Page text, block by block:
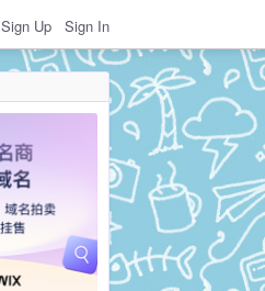
Sign Up Sign In